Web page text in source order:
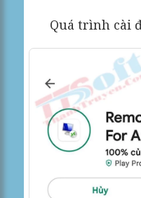
Quá trình cài